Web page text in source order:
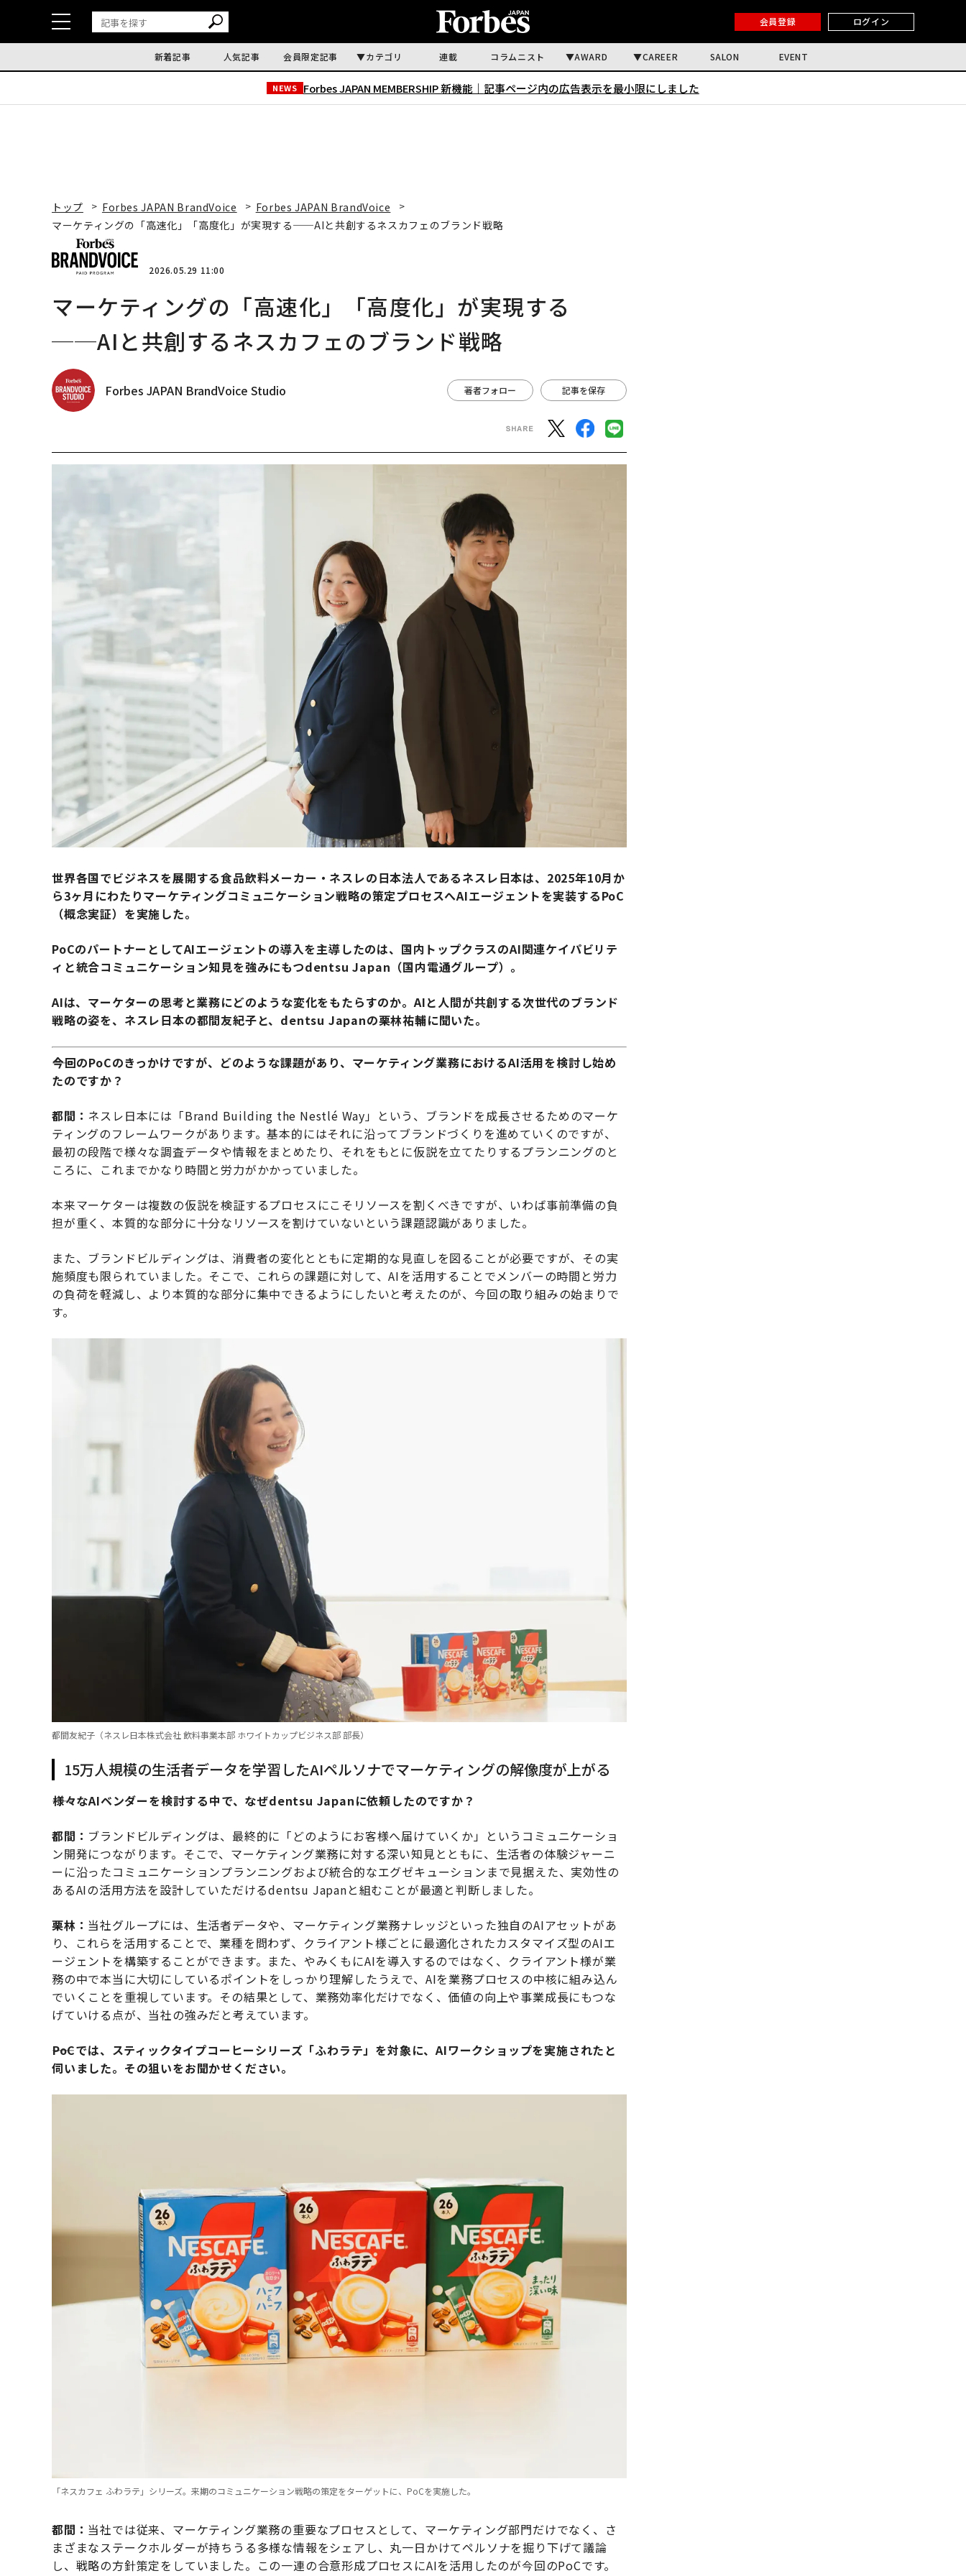
会員登録 ログイン
新着記事 人気記事 会員限定記事 カテゴリ 連載 コラムニスト AWARD CAREER SALON EVENT
NEWS Forbes JAPAN MEMBERSHIP 新機能｜ 記事ページ内の広告表示を最小限にしました
トップ Forbes JAPAN BrandVoice
Forbes JAPAN BrandVoice
マーケティングの「高速化」「高度化」が実現する──AIと共創するネスカフェのブランド戦略
2026.05.29 11:00
マーケティングの「高速化」「高度化」が実現する
──AIと共創するネスカフェのブランド戦略
Forbes JAPAN BrandVoice Studio 著者フォロー 記事を保存
世界各国でビジネスを展開する食品飲料メーカー・ネスレの日本法人であるネスレ日本は、2025年10月か
ら3ヶ月にわたりマーケティングコミュニケーション戦略の策定プロセスへAIエージェントを実装するPoC
（概念実証）を実施した。
PoCのパートナーとしてAIエージェントの導入を主導したのは、国内トップクラスのAI関連ケイパビリテ
ィと統合コミュニケーション知見を強みにもつdentsu Japan（国内電通グループ）。
AIは、マーケターの思考と業務にどのような変化をもたらすのか。AIと人間が共創する次世代のブランド
戦略の姿を、ネスレ日本の都間友紀子と、dentsu Japanの栗林祐輔に聞いた。
――今回のPoCのきっかけですが、どのような課題があり、マーケティング業務におけるAI活用を検討し始め
たのですか？
都間： ネスレ日本には「Brand Building the Nestlé Way」という、ブランドを成長させるためのマーケ
ティングのフレームワークがあります。基本的にはそれに沿ってブランドづくりを進めていくのですが、
最初の段階で様々な調査データや情報をまとめたり、それをもとに仮説を立てたりするプランニングのと
ころに、これまでかなり時間と労力がかかっていました。
本来マーケターは複数の仮説を検証するプロセスにこそリソースを割くべきですが、いわば事前準備の負
担が重く、本質的な部分に十分なリソースを割けていないという課題認識がありました。
また、ブランドビルディングは、消費者の変化とともに定期的な見直しを図ることが必要ですが、その実
施頻度も限られていました。そこで、これらの課題に対して、AIを活用することでメンバーの時間と労力
の負荷を軽減し、より本質的な部分に集中できるようにしたいと考えたのが、今回の取り組みの始まりで
す。
都間友紀子（ネスレ日本株式会社 飲料事業本部 ホワイトカップビジネス部 部長）
15万人規模の生活者データを学習したAIペルソナでマーケティングの解像度が上がる
――様々なAIベンダーを検討する中で、なぜdentsu Japanに依頼したのですか？
都間： ブランドビルディングは、最終的に「どのようにお客様へ届けていくか」というコミュニケーショ
ン開発につながります。そこで、マーケティング業務に対する深い知見とともに、生活者の体験ジャーニ
ーに沿ったコミュニケーションプランニングおよび統合的なエグゼキューションまで見据えた、実効性の
あるAIの活用方法を設計していただけるdentsu Japanと組むことが最適と判断しました。
栗林： 当社グループには、生活者データや、マーケティング業務ナレッジといった独自のAIアセットがあ
り、これらを活用することで、業種を問わず、クライアント様ごとに最適化されたカスタマイズ型のAIエ
ージェントを構築することができます。また、やみくもにAIを導入するのではなく、クライアント様が業
務の中で本当に大切にしているポイントをしっかり理解したうえで、AIを業務プロセスの中核に組み込ん
でいくことを重視しています。その結果として、業務効率化だけでなく、価値の向上や事業成長にもつな
げていける点が、当社の強みだと考えています。
――PoCでは、スティックタイプコーヒーシリーズ「ふわラテ」を対象に、AIワークショップを実施されたと
伺いました。その狙いをお聞かせください。
「ネスカフェ ふわラテ」シリーズ。来期のコミュニケーション戦略の策定をターゲットに、PoCを実施した。
都間： 当社では従来、マーケティング業務の重要なプロセスとして、マーケティング部門だけでなく、さ
まざまなステークホルダーが持ちうる多様な情報をシェアし、丸一日かけてペルソナを掘り下げて議論
し、戦略の方針策定をしていました。この一連の合意形成プロセスにAIを活用したのが今回のPoCです。